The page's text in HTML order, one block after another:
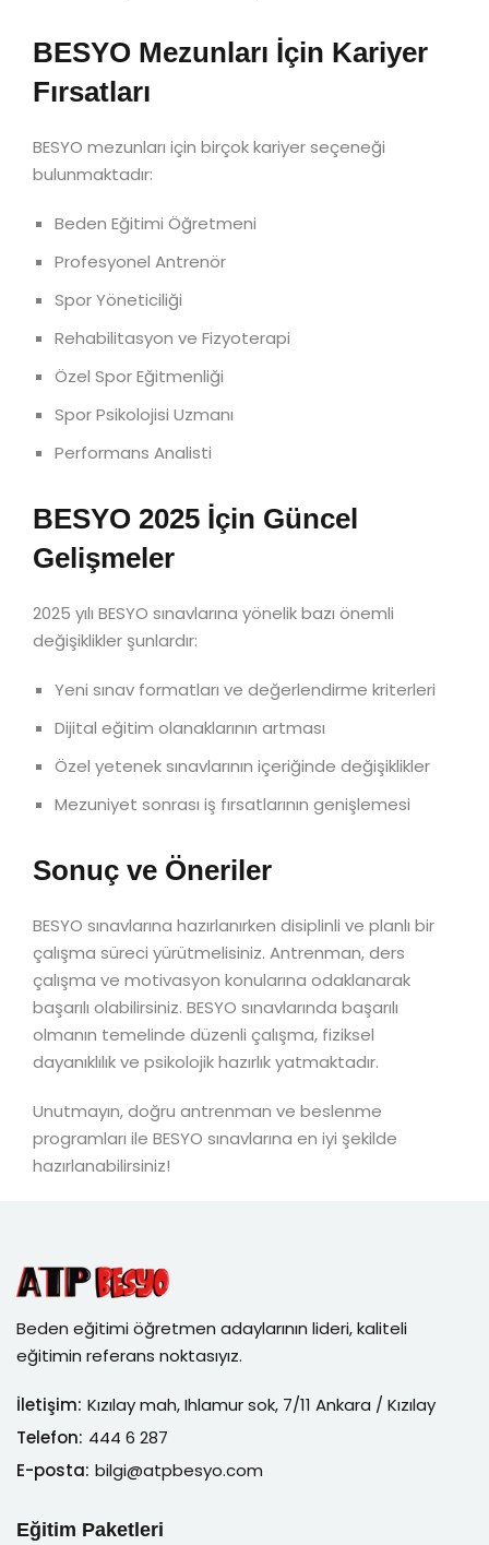
BESYO Mezunları İçin Kariyer
Fırsatları
BESYO mezunları için birçok kariyer seçeneği
bulunmaktadır:
Beden Eğitimi Öğretmeni
Profesyonel Antrenör
Spor Yöneticiliği
Rehabilitasyon ve Fizyoterapi
Özel Spor Eğitmenliği
Spor Psikolojisi Uzmanı
Performans Analisti
BESYO 2025 İçin Güncel
Gelişmeler
2025 yılı BESYO sınavlarına yönelik bazı önemli
değişiklikler şunlardır:
Yeni sınav formatları ve değerlendirme kriterleri
Dijital eğitim olanaklarının artması
Özel yetenek sınavlarının içeriğinde değişiklikler
Mezuniyet sonrası iş fırsatlarının genişlemesi
Sonuç ve Öneriler
BESYO sınavlarına hazırlanırken disiplinli ve planlı bir
çalışma süreci yürütmelisiniz. Antrenman, ders
çalışma ve motivasyon konularına odaklanarak
başarılı olabilirsiniz. BESYO sınavlarında başarılı
olmanın temelinde düzenli çalışma, fiziksel
dayanıklılık ve psikolojik hazırlık yatmaktadır.
Unutmayın, doğru antrenman ve beslenme
programları ile BESYO sınavlarına en iyi şekilde
hazırlanabilirsiniz!
Beden eğitimi öğretmen adaylarının lideri, kaliteli
eğitimin referans noktasıyız.
İletişim: Kızılay mah, Ihlamur sok, 7/11 Ankara / Kızılay
Telefon: 444 6 287
E-posta: bilgi@atpbesyo.com
Eğitim Paketleri